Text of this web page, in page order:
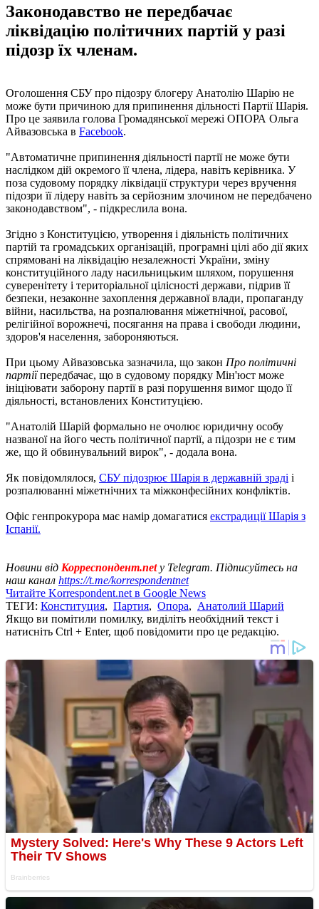
Законодавство не передбачає
ліквідацію політичних партій у разі
підозр їх членам.
Оголошення СБУ про підозру блогеру Анатолію Шарію не
може бути причиною для припинення дільності Партії Шарія.
Про це заявила голова Громадянської мережі ОПОРА Ольга
Айвазовська в Facebook.
"Автоматичне припинення діяльності партії не може бути
наслідком дій окремого її члена, лідера, навіть керівника. У
поза судовому порядку ліквідації структури через вручення
підозри її лідеру навіть за серйозним злочином не передбачено
законодавством", - підкреслила вона.
Згідно з Конституцією, утворення і діяльність політичних
партій та громадських організацій, програмні цілі або дії яких
спрямовані на ліквідацію незалежності України, зміну
конституційного ладу насильницьким шляхом, порушення
суверенітету і територіальної цілісності держави, підрив її
безпеки, незаконне захоплення державної влади, пропаганду
війни, насильства, на розпалювання міжетнічної, расової,
релігійної ворожнечі, посягання на права і свободи людини,
здоров'я населення, забороняються.
При цьому Айвазовська зазначила, що закон Про політичні
партіїпередбачає, що в судовому порядку Мін'юст може
ініціювати заборону партії в разі порушення вимог щодо її
діяльності, встановлених Конституцією.
"Анатолій Шарій формально не очолює юридичну особу
названої на його честь політичної партії, а підозри не є тим
же, що й обвинувальний вирок", - додала вона.
Як повідомлялося, СБУ підозрює Шарія в державній зраді і
розпалюванні міжетнічних та міжконфесійних конфліктів.
Офіс генпрокурора має намір домагатися екстрадиції Шарія з
Іспанії.
Новини від Корреспондент.netу Telegram. Підписуйтесь на
наш канал https://t.me/korrespondentnet
Читайте Korrespondent.net в Google News
ТЕГИ: Конституция, Партия, Опора, Анатолий Шарий
Якщо ви помітили помилку, виділіть необхідний текст і
натисніть Ctrl + Enter, щоб повідомити про це редакцію.